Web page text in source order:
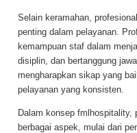
Selain keramahan,
penting dalam pelayanan.
kemampuan staf dalam
disiplin, dan bertanggung
mengharapkan sikap yang
pelayanan yang konsisten.
Dalam konsep fmlhospitality,
berbagai aspek, mulai dari